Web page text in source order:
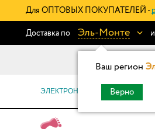
Для ОПТОВЫХ ПОКУПАТЕЛЕЙ -
Доставка по Эль-Монте
Ваш регион
Верно
ЭЛЕКТРОННЫЕ СЕРТИФИКАТЫ